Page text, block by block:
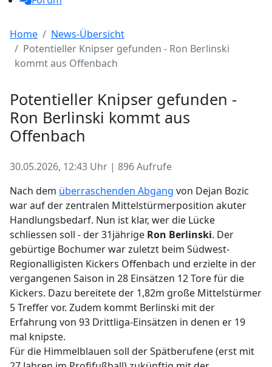
Home
News-Übersicht
Potentieller Knipser gefunden - Ron Berlinski
kommt aus Offenbach
Potentieller Knipser gefunden -
Ron Berlinski kommt aus
Offenbach
30.05.2026, 12:43 Uhr | 896 Aufrufe
Nach dem überraschenden Abgang von Dejan Bozic
war auf der zentralen Mittelstürmerposition akuter
Handlungsbedarf. Nun ist klar, wer die Lücke
schliessen soll - der 31jährige Ron Berlinski. Der
gebürtige Bochumer war zuletzt beim Südwest-
Regionalligisten Kickers Offenbach und erzielte in der
vergangenen Saison in 28 Einsätzen 12 Tore für die
Kickers. Dazu bereitete der 1,82m große Mittelstürmer
5 Treffer vor. Zudem kommt Berlinski mit der
Erfahrung von 93 Drittliga-Einsätzen in denen er 19
mal knipste.
Für die Himmelblauen soll der Spätberufene (erst mit